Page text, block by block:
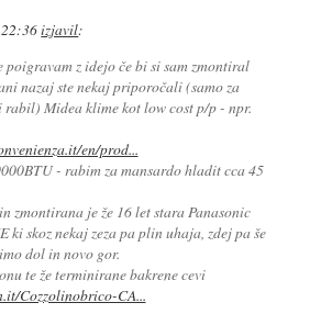
izjavil:
poigravam z idejo če bi si sam zmontiral
nazaj ste nekaj priporočali (samo za
Midea klime kot low cost p/p - npr.
en/prod...
- rabim za mansardo hladit cca 45
zmontirana je že 16 let stara Panasonic
ki skoz nekaj zeza pa plin uhaja, zdej pa še
dol in novo gor.
te že terminirane bakrene cevi
Cozzolinobrico-CA...